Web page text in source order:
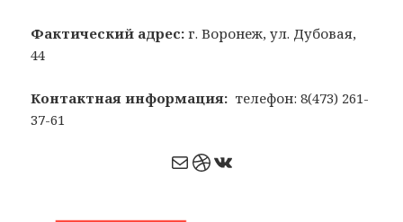
Фактический адрес: г. Воронеж, ул. Дубовая,
44
Контактная информация: телефон: 8(473) 261-
37-61
Почта Dribbble ВКонтакте